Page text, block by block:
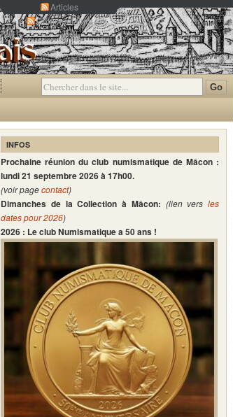
Articles
Commentaires
INFOS
Prochaine réunion du club numismatique de Mâcon :
lundi 21 septembre 2026 à 17h00.
(voir pagecontact)
Dimanches de la Collection à Mâcon: (lien vers les
dates pour 2026)
2026 : Le club Numismatique a 50 ans !